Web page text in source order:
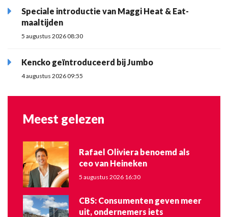
Speciale introductie van Maggi Heat & Eat-
maaltijden
5 augustus 2026 08:30
Kencko geïntroduceerd bij Jumbo
4 augustus 2026 09:55
Meest gelezen
Rafael Oliviera benoemd als
ceo van Heineken
5 augustus 2026 16:30
CBS: Consumenten geven meer
uit, ondernemers iets